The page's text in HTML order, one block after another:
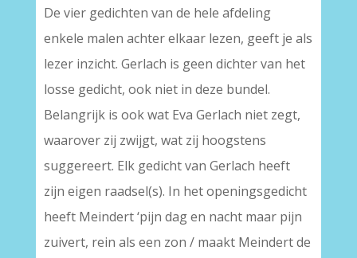
De vier gedichten van de hele afdeling
enkele malen achter elkaar lezen, geeft je als
lezer inzicht. Gerlach is geen dichter van het
losse gedicht, ook niet in deze bundel.
Belangrijk is ook wat Eva Gerlach niet zegt,
waarover zij zwijgt, wat zij hoogstens
suggereert. Elk gedicht van Gerlach heeft
zijn eigen raadsel(s). In het openingsgedicht
heeft Meindert ‘pijn dag en nacht maar pijn
zuivert, rein als een zon / maakt Meindert de